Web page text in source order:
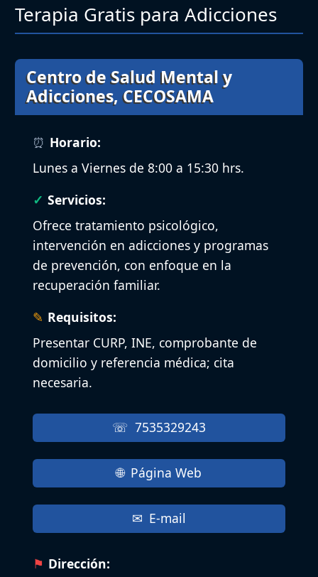
Terapia Gratis para Adicciones
Centro de Salud Mental y
Adicciones, CECOSAMA
Horario:
Lunes a Viernes de 8:00 a 15:30 hrs.
Servicios:
Ofrece tratamiento psicológico,
intervención en adicciones y programas
de prevención, con enfoque en la
recuperación familiar.
Requisitos:
Presentar CURP, INE, comprobante de
domicilio y referencia médica; cita
necesaria.
7535329243
Página Web
E-mail
Dirección: